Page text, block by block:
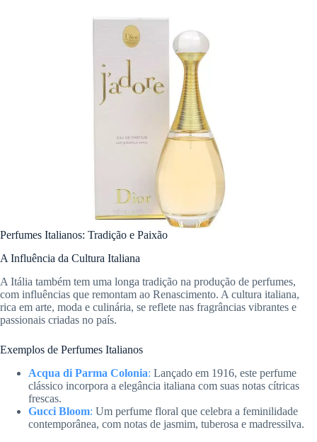
Perfumes Italianos: Tradição e Paixão
A Influência da Cultura Italiana
A Itália também tem uma longa tradição na produção de perfumes,
com influências que remontam ao Renascimento. A cultura italiana,
rica em arte, moda e culinária, se reflete nas fragrâncias vibrantes e
passionais criadas no país.
Exemplos de Perfumes Italianos
Acqua di Parma Colonia: Lançado em 1916, este perfume
clássico incorpora a elegância italiana com suas notas cítricas
frescas.
Gucci Bloom: Um perfume floral que celebra a feminilidade
contemporânea, com notas de jasmim, tuberosa e madressilva.